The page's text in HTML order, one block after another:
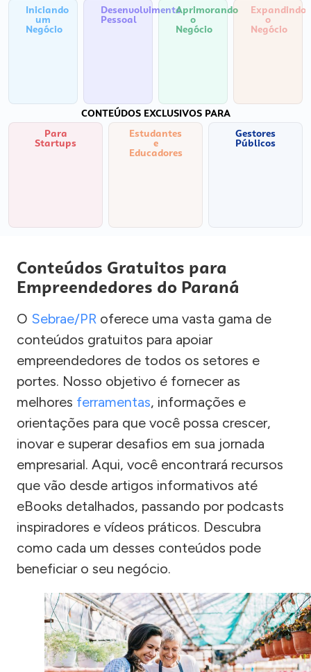
Iniciando
um
Negócio
Desenvolvimento
Pessoal
Aprimorando
o
Negócio
Expandindo
o
Negócio
CONTEÚDOS EXCLUSIVOS PARA
Para
Startups
Estudantes
e
Educadores
Gestores
Públicos
Conteúdos Gratuitos para
Empreendedores do Paraná
O Sebrae/PR oferece uma vasta gama de
conteúdos gratuitos para apoiar
empreendedores de todos os setores e
portes. Nosso objetivo é fornecer as
melhores ferramentas, informações e
orientações para que você possa crescer,
inovar e superar desafios em sua jornada
empresarial. Aqui, você encontrará recursos
que vão desde artigos informativos até
eBooks detalhados, passando por podcasts
inspiradores e vídeos práticos. Descubra
como cada um desses conteúdos pode
beneficiar o seu negócio.